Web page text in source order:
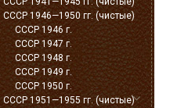
СССР 1946—1950 гг. (чистые)
СССР 1946 г.
СССР 1947 г.
СССР 1948 г.
СССР 1949 г.
СССР 1950 г.
СССР 1951—1955 гг. (чистые)